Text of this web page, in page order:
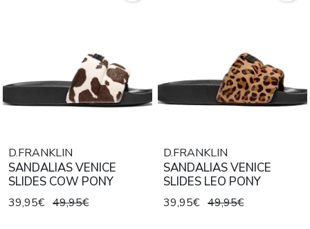
D.FRANKLIN
SANDALIAS VENICE
SLIDES COW PONY
39,95€ 49,95€
D.FRANKLIN
SANDALIAS VENICE
SLIDES LEO PONY
39,95€ 49,95€